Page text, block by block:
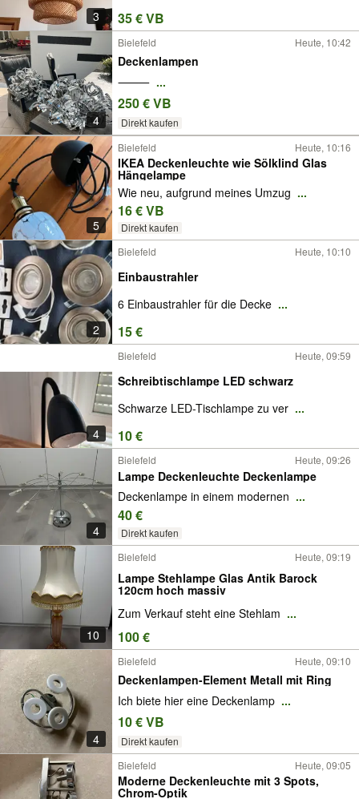
3 35 € VB
4
Bielefeld Heute, 10:42
Deckenlampen
⸻ ...
250 € VB
Direkt kaufen
5
Bielefeld Heute, 10:16
IKEA Deckenleuchte wie Sölklind Glas
Hängelampe
Wie neu, aufgrund meines Umzug ...
16 € VB
Direkt kaufen
2
Bielefeld Heute, 10:10
Einbaustrahler
6 Einbaustrahler für die Decke ...
15 €
4
Bielefeld Heute, 09:59
Schreibtischlampe LED schwarz
Schwarze LED-Tischlampe zu ver ...
10 €
4
Bielefeld Heute, 09:26
Lampe Deckenleuchte Deckenlampe
Deckenlampe in einem modernen ...
40 €
Direkt kaufen
10
Bielefeld Heute, 09:19
Lampe Stehlampe Glas Antik Barock
120cm hoch massiv
Zum Verkauf steht eine Stehlam ...
100 €
4
Bielefeld Heute, 09:10
Deckenlampen-Element Metall mit Ring
Ich biete hier eine Deckenlamp ...
10 € VB
Direkt kaufen
Bielefeld
Heute, 09:05
Moderne Deckenleuchte mit 3 Spots,
Chrom-Optik